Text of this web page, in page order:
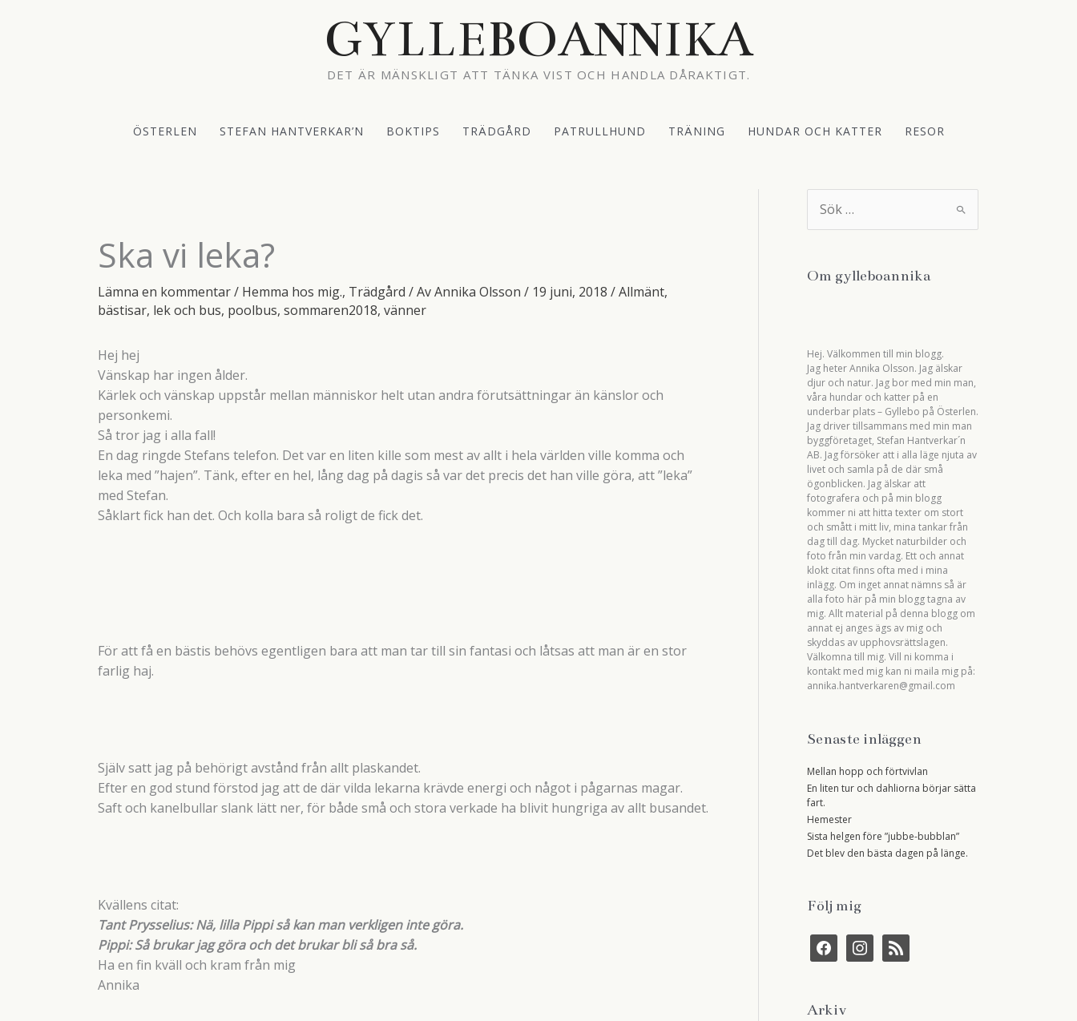
GYLLEBOANNIKA
DET ÄR MÄNSKLIGT ATT TÄNKA VIST OCH HANDLA DÅRAKTIGT.
ÖSTERLEN STEFAN HANTVERKAR’N BOKTIPS TRÄDGÅRD PATRULLHUND TRÄNING HUNDAR OCH KATTER RESOR
Ska vi leka?
Lämna en kommentar/ Hemma hos mig., Trädgård / AvAnnika Olsson / 19 juni, 2018 /Allmänt,
bästisar, lek och bus, poolbus, sommaren2018, vänner
Hej hej
Vänskap har ingen ålder.
Kärlek och vänskap uppstår mellan människor helt utan andra förutsättningar än känslor och
personkemi.
Så tror jag i alla fall!
En dag ringde Stefans telefon. Det var en liten kille som mest av allt i hela världen ville komma och
leka med ”hajen”. Tänk, efter en hel, lång dag på dagis så var det precis det han ville göra, att ”leka”
med Stefan.
Såklart fick han det. Och kolla bara så roligt de fick det.
För att få en bästis behövs egentligen bara att man tar till sin fantasi och låtsas att man är en stor
farlig haj.
Själv satt jag på behörigt avstånd från allt plaskandet.
Efter en god stund förstod jag att de där vilda lekarna krävde energi och något i pågarnas magar.
Saft och kanelbullar slank lätt ner, för både små och stora verkade ha blivit hungriga av allt busandet.
Kvällens citat:
Tant Prysselius: Nä, lilla Pippi så kan man verkligen inte göra.
Pippi: Så brukar jag göra och det brukar bli så bra så.
Ha en fin kväll och kram från mig
Annika
e
Om gylleboannika
Hej. Välkommen till min blogg.
Jag heter Annika Olsson. Jag älskar
djur och natur. Jag bor med min man,
våra hundar och katter på en
underbar plats – Gyllebo på Österlen.
Jag driver tillsammans med min man
byggföretaget, Stefan Hantverkar´n
AB. Jag försöker att i alla läge njuta av
livet och samla på de där små
ögonblicken. Jag älskar att
fotografera och på min blogg
kommer ni att hitta texter om stort
och smått i mitt liv, mina tankar från
dag till dag. Mycket naturbilder och
foto från min vardag. Ett och annat
klokt citat finns ofta med i mina
inlägg. Om inget annat nämns så är
alla foto här på min blogg tagna av
mig. Allt material på denna blogg om
annat ej anges ägs av mig och
skyddas av upphovsrättslagen.
Välkomna till mig. Vill ni komma i
kontakt med mig kan ni maila mig på:
annika.hantverkaren@gmail.com
Senaste inläggen
Mellan hopp och förtvivlan
En liten tur och dahliorna börjar sätta
fart.
Hemester
Sista helgen före ”jubbe-bubblan”
Det blev den bästa dagen på länge.
Följ mig
f
o
i
g
r
Arkiv